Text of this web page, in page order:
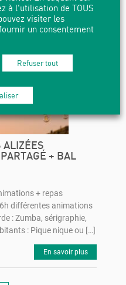
ALIZÉES
+ BAL
+ repas
différentes animations
: Zumba, sérigraphie,
: Pique nique ou […]
En savoir plus
à l'utilisation de TOUS
visiter les
un consentement
Refuser tout